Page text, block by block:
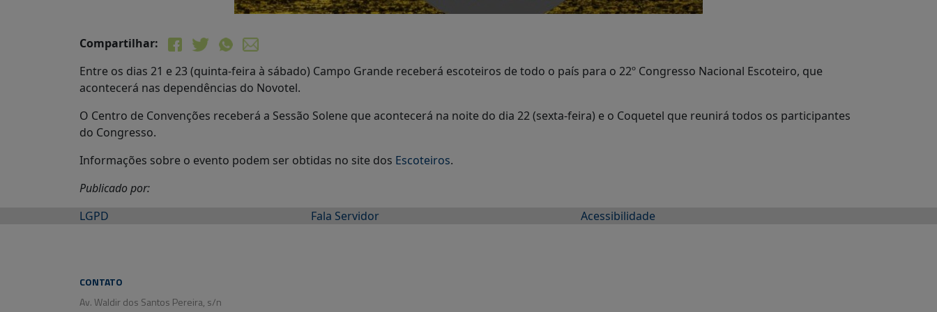
Compartilhar:
Entre os dias 21 e 23 (quinta-feira à sábado) Campo Grande receberá escoteiros de todo o país para o 22º Congresso Nacional Escoteiro, que
acontecerá nas dependências do Novotel.
O Centro de Convenções receberá a Sessão Solene que acontecerá na noite do dia 22 (sexta-feira) e o Coquetel que reunirá todos os participantes
do Congresso.
Informações sobre o evento podem ser obtidas no site dos Escoteiros.
Publicado por:
LGPD
Fala Servidor Acessibilidade
CONTATO
Av. Waldir dos Santos Pereira, s/n